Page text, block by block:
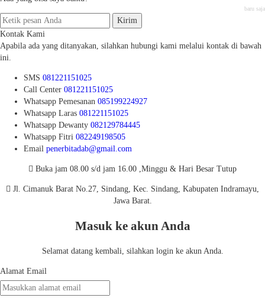
baru saja
Kirim
Kontak Kami
Apabila ada yang ditanyakan, silahkan hubungi kami melalui kontak di bawah
ini.
SMS 081221151025
Call Center 081221151025
Whatsapp Pemesanan 085199224927
Whatsapp Laras 081221151025
Whatsapp Dewanty 082129784445
Whatsapp Fitri 082249198505
Email penerbitadab@gmail.com
Buka jam 08.00 s/d jam 16.00 ,Minggu & Hari Besar Tutup
Jl. Cimanuk Barat No.27, Sindang, Kec. Sindang, Kabupaten Indramayu,
Jawa Barat.
Masuk ke akun Anda
Selamat datang kembali, silahkan login ke akun Anda.
Alamat Email